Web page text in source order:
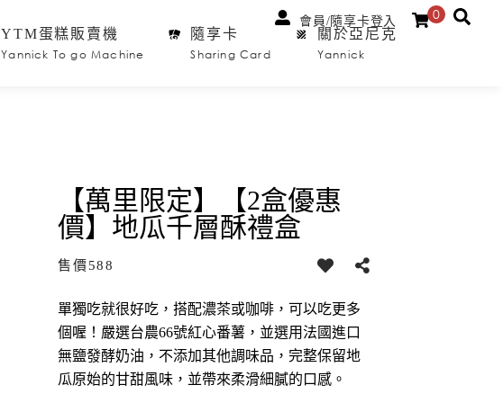
YTM蛋糕販賣機
Yannick To go Machine
隨享卡
Sharing Card
關於亞尼克
Yannick
會員/隨享卡登入 0
【萬里限定】【2盒優惠
價】地瓜千層酥禮盒
售價588
單獨吃就很好吃，搭配濃茶或咖啡，可以吃更多
個喔！嚴選台農66號紅心番薯，並選用法國進口
無鹽發酵奶油，不添加其他調味品，完整保留地
瓜原始的甘甜風味，並帶來柔滑細膩的口感。